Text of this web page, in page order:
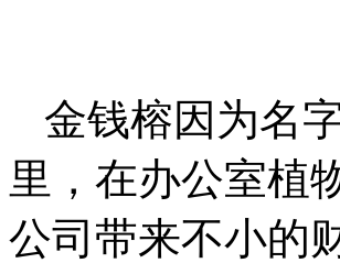
金钱榕因为名
里，在办公室植
公司带来不小的